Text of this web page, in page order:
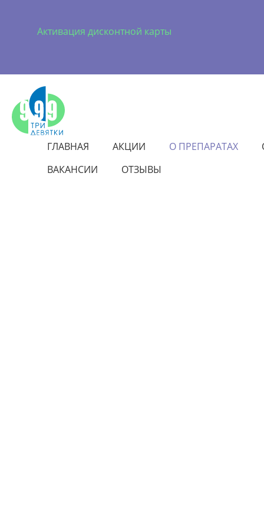
Активация дисконтной карты
ГЛАВНАЯ АКЦИИ О ПРЕПАРАТАХ
ВАКАНСИИ
ОТЗЫВЫ